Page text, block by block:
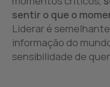
sentir o que o
Liderar é
informação do
sensibilidade de